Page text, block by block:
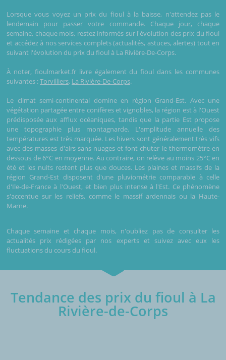
Lorsque vous voyez un prix du fioul à la baisse, n'attendez pas le
lendemain pour passer votre commande. Chaque jour, chaque
semaine, chaque mois, restez informés sur l'évolution des prix du fioul
et accédez à nos services complets (actualités, astuces, alertes) tout en
suivant l'évolution du prix du fioul à La Rivière-De-Corps.
À noter, fioulmarket.fr livre également du fioul dans les communes
suivantes :Torvilliers, La Rivière-De-Corps.
Le climat semi-continental domine en région Grand-Est. Avec une
végétation partagée entre conifères et vignobles, la région est à l'Ouest
prédisposée aux afflux océaniques, tandis que la partie Est propose
une topographie plus montagnarde. L'amplitude annuelle des
températures est très marquée. Les hivers sont généralement très vifs
avec des masses d'airs sans nuages et font chuter le thermomètre en
dessous de 6°C en moyenne. Au contraire, on relève au moins 25°C en
été et les nuits restent plus que douces. Les plaines et massifs de la
région Grand-Est disposent d'une pluviométrie comparable à celle
d'Ile-de-France à l'Ouest, et bien plus intense à l'Est. Ce phénomène
s'accentue sur les reliefs, comme le massif ardennais ou la Haute-
Marne.
Chaque semaine et chaque mois, n'oubliez pas de consulter les
actualités prix rédigées par nos experts et suivez avec eux les
fluctuations du cours du fioul.
Tendance des prix du fioul à La
Rivière-de-Corps